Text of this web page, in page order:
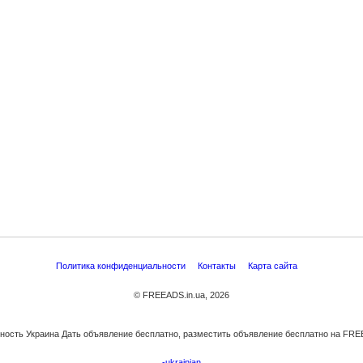
Политика конфиденциальности Контакты Карта сайта
© FREEADS.in.ua, 2026
Украина Дать объявление бесплатно, разместить объявление бесплатно на